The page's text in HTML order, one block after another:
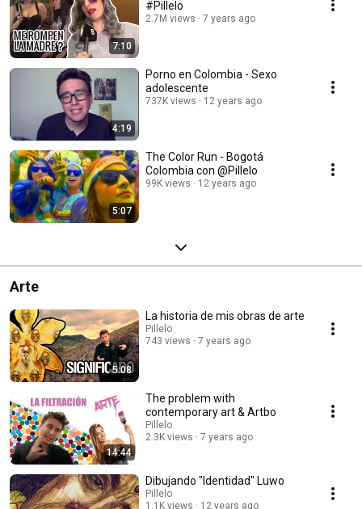
7:10
#Pillelo
2.7M views 7 years ago
4:19
Porno en Colombia - Sexo
adolescente
737K views 12 years ago
5:07
The Color Run - Bogotá
Colombia con @Pillelo
99K views 12 years ago
Arte
5:08
La historia de mis obras de arte
Pillelo
743 views
7 years ago
14:44
The problem with
contemporary art & Artbo
Pillelo
2.3K views
7 years ago
Dibujando "Identidad" Luwo
Pillelo
1.1K views
12 years ago